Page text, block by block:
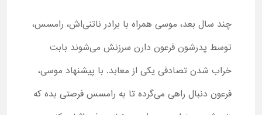
چند سال بعد، موسی همراه با برادر ناتنی‌اش، رامسس،
توسط پدرشون فرعون دارن سرزنش می‌شوند بابت
خراب شدن تصادفی یکی از معابد. با پیشنهاد موسی،
فرعون دنبال راهی می‌گرده تا به رامسس فرصتی بده که